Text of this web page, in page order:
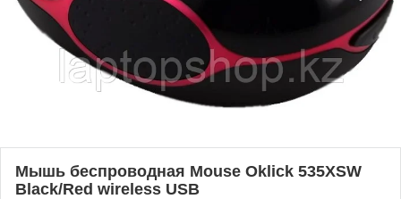
Мышь беспроводная Mouse Oklick 535XSW
Black/Red wireless USB